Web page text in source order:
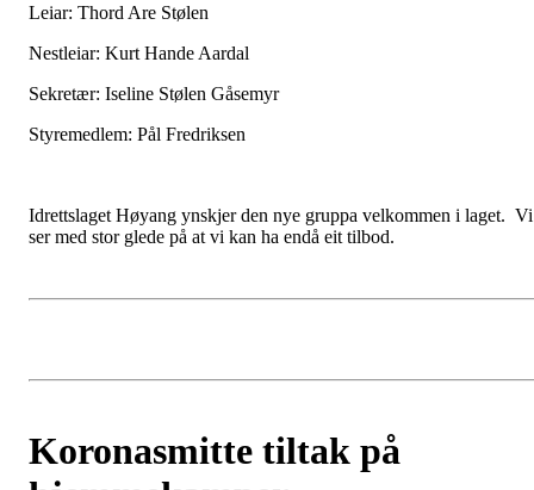
Leiar: Thord Are Stølen
Nestleiar: Kurt Hande Aardal
Sekretær: Iseline Stølen Gåsemyr
Styremedlem: Pål Fredriksen
Idrettslaget Høyang ynskjer den nye gruppa velkommen i laget. Vi
ser med stor glede på at vi kan ha endå eit tilbod.
Koronasmitte tiltak på